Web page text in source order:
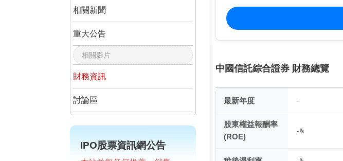
相關新聞
重大公告
相關影片
財務資訊
討論區
IPO股票資訊網公告
中國信託綜合證券 財務總覽
最新年度 -
股東權益報酬率
(ROE)
-%